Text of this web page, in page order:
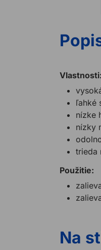
Vlastnosti:
ľahké
nízke
nízky
trieda
Použitie:
Na